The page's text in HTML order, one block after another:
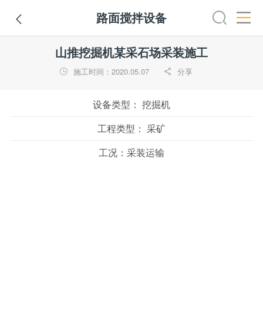
 路面搅拌设备
摊铺机 冷再生机 吊管机 混凝土搅拌设备
山推挖掘机某采石场采装施工
 施工时间：2020.05.07  分享
设备类型： 挖掘机
工程类型： 采矿
工况： 采装运输